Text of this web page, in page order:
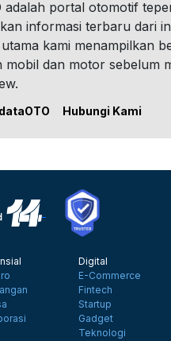
adalah portal otomotif
informasi terbaru dari
kami menampilkan
mobil dan motor sebelum
Hubungi Kami
Digital
E-Commerce
Fintech
Startup
Gadget
Teknologi